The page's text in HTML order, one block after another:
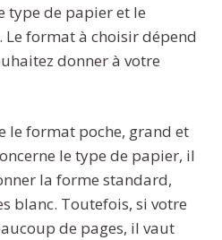
type de papier et le
Le format à choisir dépend
donner à votre
le format poche, grand et
le type de papier, il
la forme standard,
blanc. Toutefois, si votre
de pages, il vaut